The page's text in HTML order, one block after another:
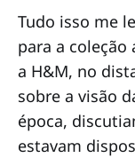
Tudo isso me
para a coleção
a H&M, no
sobre a visão
época,
estavam